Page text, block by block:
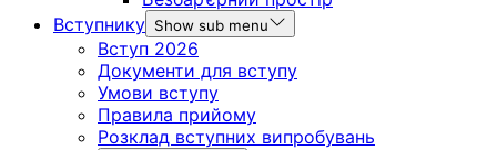
Вступнику Show sub menu
Вступ 2026
Документи для вступу
Умови вступу
Правила прийому
Розклад вступних випробувань